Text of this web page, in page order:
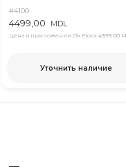
#4100
4499,00 MDL
Цена в приложении Ok Flora 4399,00
Уточнить наличие